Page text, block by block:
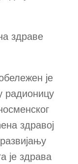
здраве
је
радионицу
здравој
је здрава